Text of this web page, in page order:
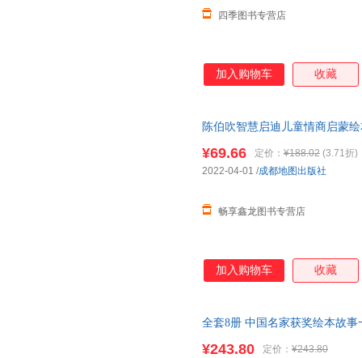
四季图书专营店
加入购物车 收藏
陈伯吹智慧启迪儿童情商启蒙
¥69.66 定价： ¥188.02 (3.71折)
畅享鑫龙图书专营店
2022-04-01 /成都地图出版社
加入购物车 收藏
全套8册 中国名家获奖绘本故事
¥243.80 定价： ¥243.80